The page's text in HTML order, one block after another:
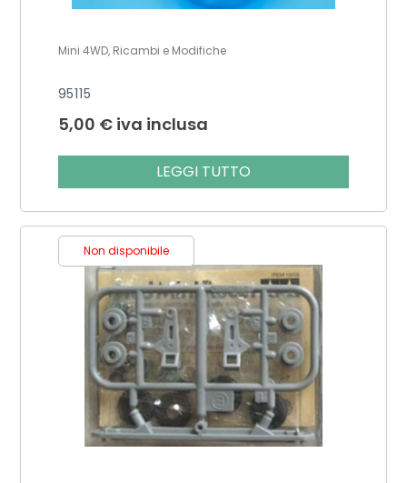
Mini 4WD, Ricambi e Modifiche
95115
5,00 € iva inclusa
LEGGI TUTTO
Non disponibile